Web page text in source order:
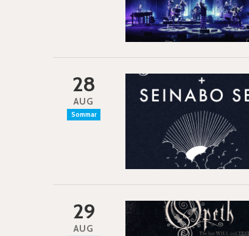
28
AUG
Sommar
29
AUG